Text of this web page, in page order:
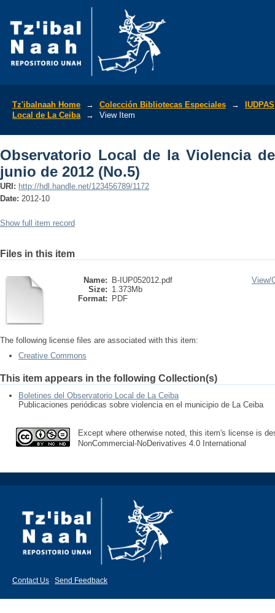
Tz'ibalnaah Home → Colección Bibliotecas Especiales →
IUDPAS
Local de La Ceiba
→ View Item
Observatorio Local de la Violencia
junio de 2012 (No.5)
URI: http://hdl.handle.net/123456789/1172
Date: 2012-10
Show full item record
Files in this item
Name:
B-IUP052012.pdf
Size: 1.373Mb
Format:
PDF
View/
The following license files are associated with this item:
Creative Commons
This item appears in the following Collection(s)
Boletines del Observatorio Local de La Ceiba
Publicaciones periódicas sobre violencia en el municipio de La Ceiba
Except where otherwise noted, this item's license is
NonCommercial-NoDerivatives 4.0 International
Contact Us Send Feedback